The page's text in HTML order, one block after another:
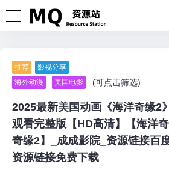
推荐
影视分享
海外动漫
美国电影 (可点击筛选)
2025最新美国动画《海洋奇缘2
观看完整版【HD高清】【海洋
奇缘2】_成成影院_资源链接百
资源链接免费下载